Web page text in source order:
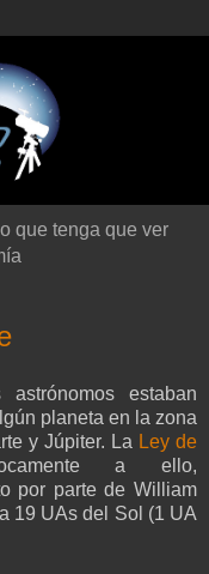
que tenga que ver
estaban
planeta en la zona
y Júpiter. La Ley de
a ello,
por parte de William
19 UAs del Sol (1 UA